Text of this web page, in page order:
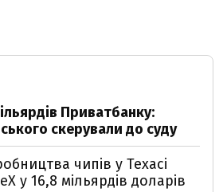
Приватбанку:
скерували до суду
чипів у Техасі
у 16,8 мільярдів доларів